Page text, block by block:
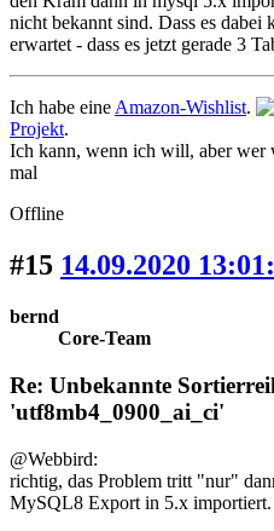
nicht bekannt sind. Dass es dabei
erwartet - dass es jetzt gerade 3
Ich habe eine Amazon-Wishlist.
Projekt.
Ich kann, wenn ich will, aber wer
mal
Offline
#15 14.09.2020
bernd
Core-Team
Re: Unbekannte
'utf8mb4_0900_ai_ci'
@Webbird:
richtig, das Problem tritt "nur"
MySQL8 Export in 5.x importiert.